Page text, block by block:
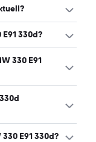
liegt zwischen
davon 74
330d?
231 und
330 E91
und
Farben:
E91 330d?